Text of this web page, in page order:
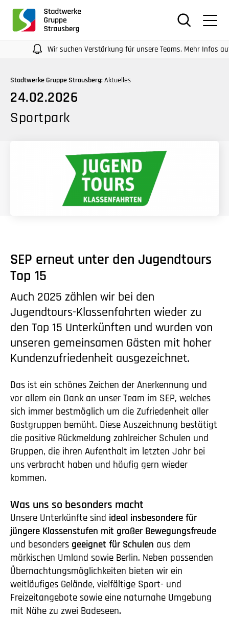
Screenreader
oder
Navigation
Tabulatorentaste:
Überspringen
der
Hauptnavigation
Wir suchen Verstärkung für unsere Teams. Mehr Infos auf
Stadtwerke Gruppe Strausberg: Aktuelles
24.02.2026
Sportpark
SEP erneut unter den Jugendtours
Top 15
Auch 2025 zählen wir bei den
Jugendtours-Klassenfahrten wieder zu
den Top 15 Unterkünften und wurden von
unseren gemeinsamen Gästen mit hoher
Kundenzufriedenheit ausgezeichnet.
Das ist ein schönes Zeichen der Anerkennung und
vor allem ein Dank an unser Team im SEP, welches
sich immer bestmöglich um die Zufriedenheit aller
Gastgruppen bemüht. Diese Auszeichnung bestätigt
die positive Rückmeldung zahlreicher Schulen und
Gruppen, die ihren Aufenthalt im letzten Jahr bei
uns verbracht haben und häufig gern wieder
kommen.
Was uns so besonders macht
Unsere Unterkünfte sind ideal insbesondere für
jüngere Klassenstufen mit großer Bewegungsfreude
und besonders geeignet für Schulen aus dem
märkischen Umland sowie Berlin. Neben passenden
Übernachtungsmöglichkeiten bieten wir ein
weitläufiges Gelände, vielfältige Sport- und
Freizeitangebote sowie eine naturnahe Umgebung
mit Nähe zu zwei Badeseen.